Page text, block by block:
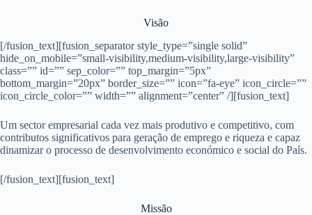
Visão
[/fusion_text][fusion_separator style_type=”single solid”
hide_on_mobile=”small-visibility,medium-visibility,large-visibility”
class=”” id=”” sep_color=”” top_margin=”5px”
bottom_margin=”20px” border_size=”” icon=”fa-eye” icon_circle=””
icon_circle_color=”” width=”” alignment=”center” /][fusion_text]
Um sector empresarial cada vez mais produtivo e competitivo, com
contributos significativos para geração de emprego e riqueza e capaz
dinamizar o processo de desenvolvimento económico e social do País.
[/fusion_text][fusion_text]
Missão